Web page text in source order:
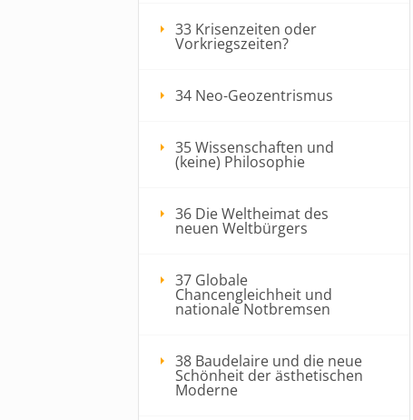
33 Krisenzeiten oder
Vorkriegszeiten?
34 Neo-Geozentrismus
35 Wissenschaften und
(keine) Philosophie
36 Die Weltheimat des
neuen Weltbürgers
37 Globale
Chancengleichheit und
nationale Notbremsen
38 Baudelaire und die neue
Schönheit der ästhetischen
Moderne